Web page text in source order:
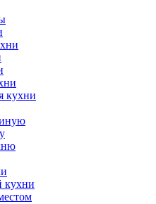
кухни
кухни